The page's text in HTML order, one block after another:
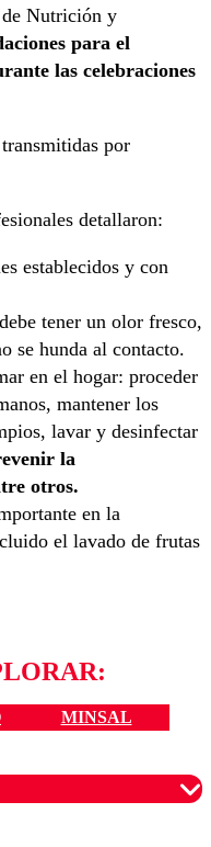
Nutrición y
para el
las celebraciones
por
detallaron:
establecidos y con
tener un olor fresco,
se hunda al contacto.
en el hogar: proceder
mantener los
lavar y desinfectar
la
otros.
en la
el lavado de frutas
MINSAL